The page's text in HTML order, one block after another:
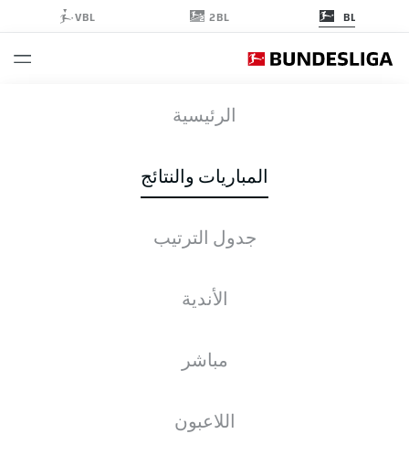
BL
2BL
VBL
الرئيسية
المباريات والنتائج
جدول الترتيب
الأندية
مباشر
اللاعبون
الأخبار التشكيلات الإحصائيات
انطلاق المباراة.